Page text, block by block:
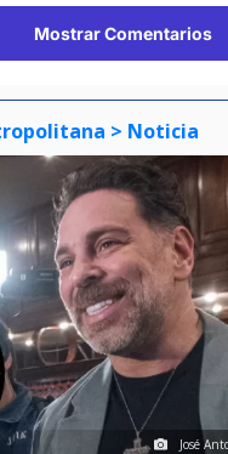
Mostrar Comentarios
> Noticia
José